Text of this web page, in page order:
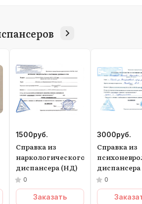
1500руб.
Справка из
наркологического
диспансера (НД)
0
Заказать
3000руб.
Справка из
и 0